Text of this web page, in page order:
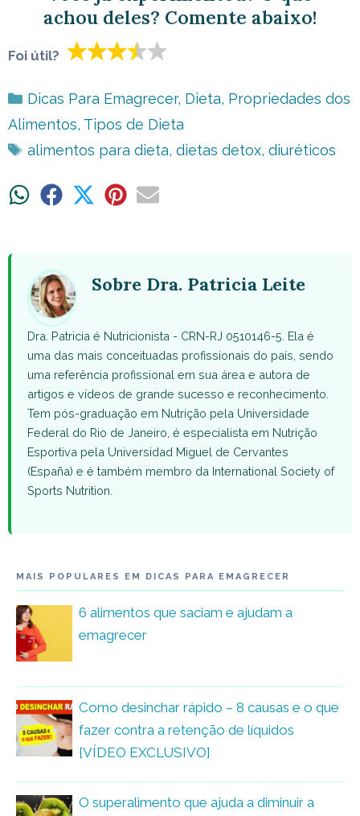
achou deles? Comente abaixo!
Foi útil?
Categorias
Dicas Para Emagrecer, Dieta, Propriedades dos
Alimentos, Tipos de Dieta
Tags
alimentos para dieta, dietas detox, diuréticos
ShareShare ShareShareShare
Sobre Dra. Patricia Leite
Dra. Patricia é Nutricionista - CRN-RJ 0510146-5. Ela é
uma das mais conceituadas profissionais do país, sendo
uma referência profissional em sua área e autora de
artigos e vídeos de grande sucesso e reconhecimento.
Tem pós-graduação em Nutrição pela Universidade
Federal do Rio de Janeiro, é especialista em Nutrição
Esportiva pela Universidad Miguel de Cervantes
(España) e é também membro da International Society of
Sports Nutrition.
MAIS POPULARES EM DICAS PARA EMAGRECER
6 alimentos que saciam e ajudam a
emagrecer
Como desinchar rápido – 8 causas e o que
fazer contra a retenção de líquidos
[VÍDEO EXCLUSIVO]
O superalimento que ajuda a diminuir a